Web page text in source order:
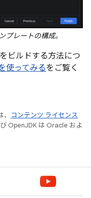
レートの構成。
ビルドする方法につ
使ってみるをご覧く
コンテンツ ライセンス
OpenJDK は Oracle およ